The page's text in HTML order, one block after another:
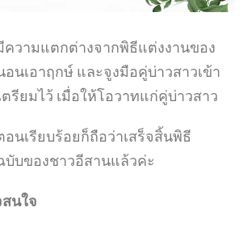
วามแตกต่างจากพิธีแต่งงานของ
นเอาฤกษ์ และจูงมือคู่บ่าวสาวเข้า
รียมไว้ เมื่อให้โอวาทแก่คู่บ่าวสาว
นเรียบร้อยก็ถือว่าเสร็จสิ้นพิธี
บของชาวอีสานแล้วค่ะ
นใจ